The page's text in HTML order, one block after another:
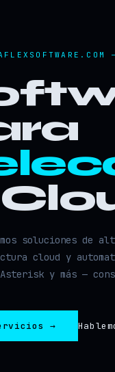
soluciones de
cloud y
Asterisk y más —
→